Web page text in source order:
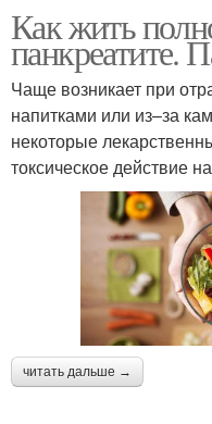
Как жить
панкреатите.
Чаще возникает при
напитками или из–за
некоторые
токсическое действие
читать дальше →